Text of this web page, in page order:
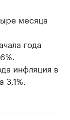
месяца
года
инфляция в